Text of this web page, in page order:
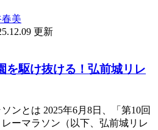
更新
を駆け抜ける！弘前城リレ
ンとは 2025年6月8日、「第10回
ーマラソン（以下、弘前城リレ